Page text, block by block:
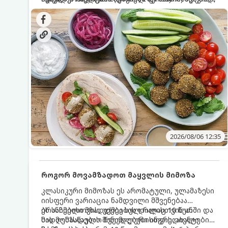
სალათებთან ერთად ან ტახინის (სესამის)
სოუსთან მირთმევისთვის.
იდეალურად შეინარჩუნოს და არ დაიშალოს.
დრო: 10–15 წუთი ულუფა: 20–24 ცალი ბურთულა
(4–6 პორცია)
2026/08/06 12:35
როგორ მოვამზადოთ მაყვლის მიმოზა
კლასიკური მიმოზას ეს არომატული, ულამაზესი
იისფერი ვარიაცია ნამდვილი მშვენებაა
ბრანჩებისთვის, უქმეების დილისთვის ან
სადღესასწაულო წვეულებებისთვის. ახალი
ეს სასმელი მზადდება სულ რაღაც 10 წუთში და
მის მომზადებას მინიმალური ინგრედიენტები